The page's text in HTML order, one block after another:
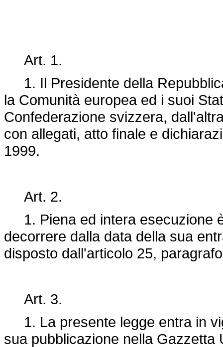
Art. 1.
1. Il Presidente della
la Comunità europea ed i suoi
Confederazione svizzera,
con allegati, atto finale e
1999.
Art. 2.
1. Piena ed intera esecuzione
decorrere dalla data della sua
disposto dall'articolo 25,
Art. 3.
1. La presente legge entra in
sua pubblicazione nella Gazzetta